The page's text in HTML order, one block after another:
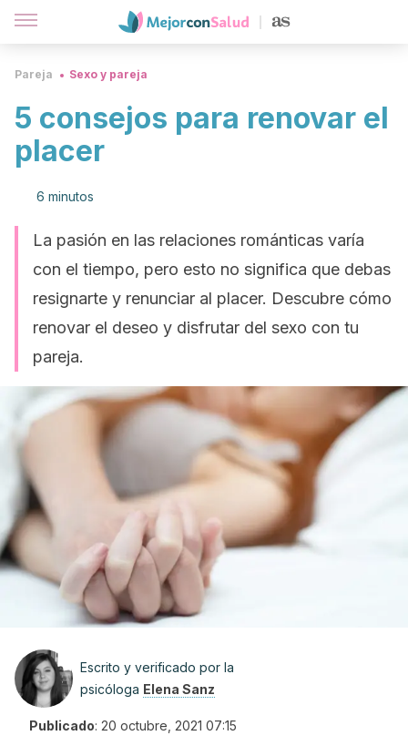
Pareja Sexo y pareja
5 consejos para renovar el
placer
6 minutos
La pasión en las relaciones románticas varía
con el tiempo, pero esto no significa que debas
resignarte y renunciar al placer. Descubre cómo
renovar el deseo y disfrutar del sexo con tu
pareja.
Escrito y verificado por la
psicóloga Elena Sanz
Publicado: 20 octubre, 2021 07:15